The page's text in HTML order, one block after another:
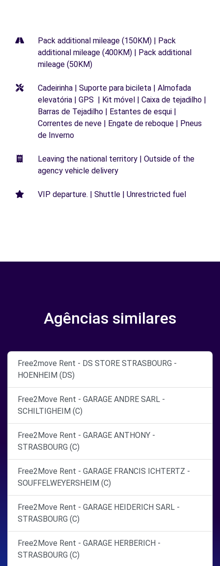
Pack additional mileage (150KM) | Pack
additional mileage (400KM) | Pack additional
mileage (50KM)
Cadeirinha | Suporte para bicileta | Almofada
elevatória | GPS | Kit móvel | Caixa de tejadilho |
Barras de Tejadilho | Estantes de esqui |
Correntes de neve | Engate de reboque | Pneus
de Inverno
Leaving the national territory | Outside of the
agency vehicle delivery
VIP departure. | Shuttle | Unrestricted fuel
Agências similares
Free2move Rent - DS STORE STRASBOURG -
HOENHEIM (DS)
Free2Move Rent - GARAGE ANDRE SARL -
SCHILTIGHEIM (C)
Free2Move Rent - GARAGE ANTHONY -
STRASBOURG (C)
Free2Move Rent - GARAGE FRANCIS ICHTERTZ -
SOUFFELWEYERSHEIM (C)
Free2Move Rent - GARAGE HEIDERICH SARL -
STRASBOURG (C)
Free2Move Rent - GARAGE HERBERICH -
STRASBOURG (C)